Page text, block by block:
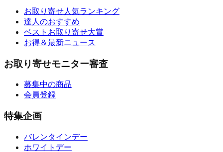
お取り寄せ人気ランキング
達人のおすすめ
ベストお取り寄せ大賞
お得＆最新ニュース
お取り寄せモニター審査
募集中の商品
会員登録
特集企画
バレンタインデー
ホワイトデー